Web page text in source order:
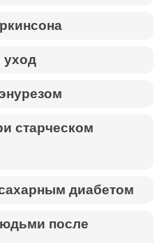
уход
старческом
диабетом
после